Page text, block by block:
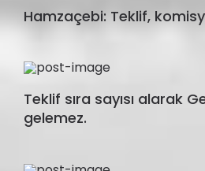
Hamzaçebi: Teklif,
Teklif sıra sayısı alarak
gelemez.